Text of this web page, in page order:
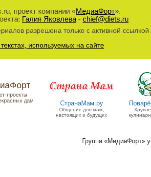
проект компании «МедиаФорт».
Галия Яковлева- chief@diets.ru
разрешена только с активной ссылкой
используемых на сайте
проекты
дам
СтранаМам.ру
Общение для мам,
настоящих и будущих
Группа «МедиаФорт»